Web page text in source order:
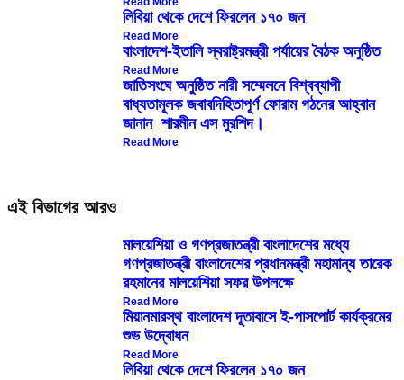
লিবিয়া থেকে দেশে ফিরলেন ১৭০ জন
Read More
বাংলাদেশ-ইতালি স্বরাষ্ট্রমন্ত্রী পর্যায়ের বৈঠক অনুষ্ঠিত
Read More
জাতিসংঘে অনুষ্ঠিত নারী সম্মেলনে বিশ্বব্যাপী
বাধ্যতামূলক জবাবদিহিতাপূর্ণ ফোরাম গঠনের আহ্বান
জানান_শারমীন এস মুরশিদ।
Read More
এই বিভাগের আরও
মালয়েশিয়া ও গণপ্রজাতন্ত্রী বাংলাদেশের মধ্যে
গণপ্রজাতন্ত্রী বাংলাদেশের প্রধানমন্ত্রী মহামান্য তারেক
রহমানের মালয়েশিয়া সফর উপলক্ষে
Read More
মিয়ানমারস্থ বাংলাদেশ দূতাবাসে ই-পাসপোর্ট কার্যক্রমের
শুভ উদ্বোধন
Read More
লিবিয়া থেকে দেশে ফিরলেন ১৭০ জন